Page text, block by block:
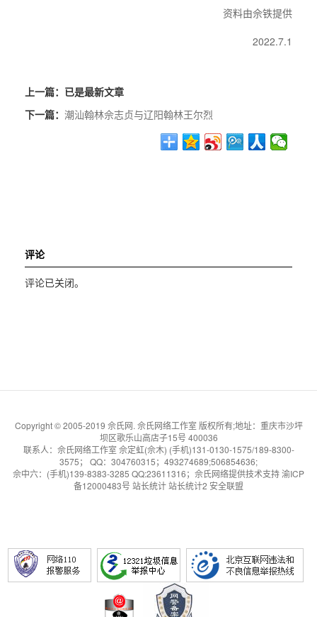
资料由佘铁提供
2022.7.1
上一篇： 已是最新文章
下一篇： 潮汕翰林佘志贞与辽阳翰林王尔烈
评论
评论已关闭。
Copyright © 2005-2019 佘氏网. 佘氏网络工作室 版权所有;地址：重庆市沙坪
坝区歌乐山高店子15号 400036
联系人：佘氏网络工作室 佘定虹(佘木) (手机)131-0130-1575/189-8300-
3575； QQ：304760315；493274689;506854636;
佘中六：(手机)139-8383-3285 QQ:23611316； 佘氏网络提供技术支持渝ICP
备12000483号 站长统计站长统计2 安全联盟